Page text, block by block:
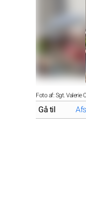
Foto af: Sgt. Valerie
Gå til